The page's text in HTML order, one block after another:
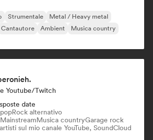
Strumentale
Metal / Heavy metal
Cantautore Ambient
Musica country
Youtube/Twitch
date
Rock alternativo
Musica countryGarage rock
sul mio canale YouTube, SoundCloud